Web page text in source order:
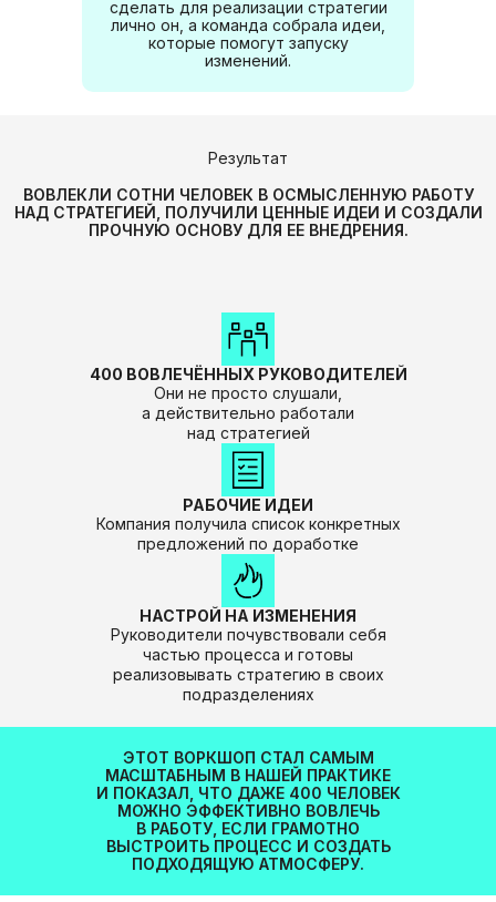
сделать для реализации стратегии
лично он, а команда собрала идеи,
которые помогут запуску
изменений.
Результат
ВОВЛЕКЛИ СОТНИ ЧЕЛОВЕК В ОСМЫСЛЕННУЮ РАБОТУ
НАД СТРАТЕГИЕЙ, ПОЛУЧИЛИ ЦЕННЫЕ ИДЕИ И СОЗДАЛИ
ПРОЧНУЮ ОСНОВУ ДЛЯ ЕЕ ВНЕДРЕНИЯ.
400 ВОВЛЕЧЁННЫХ РУКОВОДИТЕЛЕЙ
Они не просто слушали,
а действительно работали
над стратегией
РАБОЧИЕ ИДЕИ
Компания получила список конкретных
предложений по доработке
НАСТРОЙ НА ИЗМЕНЕНИЯ
Руководители почувствовали себя
частью процесса и готовы
реализовывать стратегию в своих
подразделениях
ЭТОТ ВОРКШОП СТАЛ САМЫМ
МАСШТАБНЫМ В НАШЕЙ ПРАКТИКЕ
И ПОКАЗАЛ, ЧТО ДАЖЕ 400 ЧЕЛОВЕК
МОЖНО ЭФФЕКТИВНО ВОВЛЕЧЬ
В РАБОТУ, ЕСЛИ ГРАМОТНО
ВЫСТРОИТЬ ПРОЦЕСС И СОЗДАТЬ
ПОДХОДЯЩУЮ АТМОСФЕРУ.
[ ВЫЗОВ ПРИНЯТ!
КОМАНДНАЯ СЕССИЯ
КОМПАНИИ «ПЕТРОВИЧ» ]
[ ВОРКШОП ПО ВНУТРЕННЕЙ
КЛИЕНТОЦЕНТРИЧНОСТИ
ДЛЯ «АСКОНА» ]
КАК С НАМИ
СВЯЗАТЬСЯ